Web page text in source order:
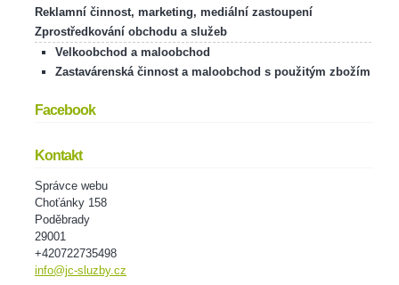
Reklamní činnost, marketing, mediální zastoupení
Zprostředkování obchodu a služeb
Velkoobchod a maloobchod
Zastavárenská činnost a maloobchod s použitým zbožím
Facebook
Kontakt
Správce webu
Choťánky 158
Poděbrady
29001
+420722735498
info@jc-sluzby.cz